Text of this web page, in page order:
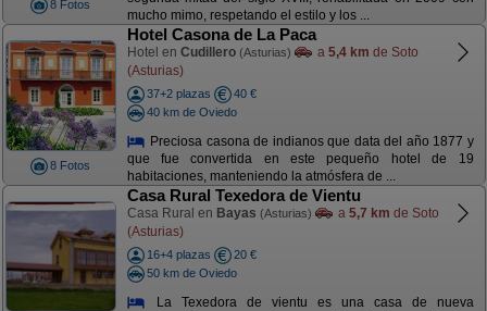
8 Fotos
mucho mimo, respetando el estilo y los ...
8 Fotos
Hotel Casona de La Paca
Hotel en Cudillero (Asturias) a 5,4 km de Soto
(Asturias)
37+2 plazas
40 €
40 km de Oviedo
Preciosa casona de indianos que data del año 1877 y
que fue convertida en este pequeño hotel de 19
habitaciones, manteniendo la atmósfera de ...
Casa Rural Texedora de Vientu
Casa Rural en Bayas (Asturias) a 5,7 km de Soto
(Asturias)
16+4 plazas
20 €
50 km de Oviedo
La Texedora de vientu es una casa de nueva